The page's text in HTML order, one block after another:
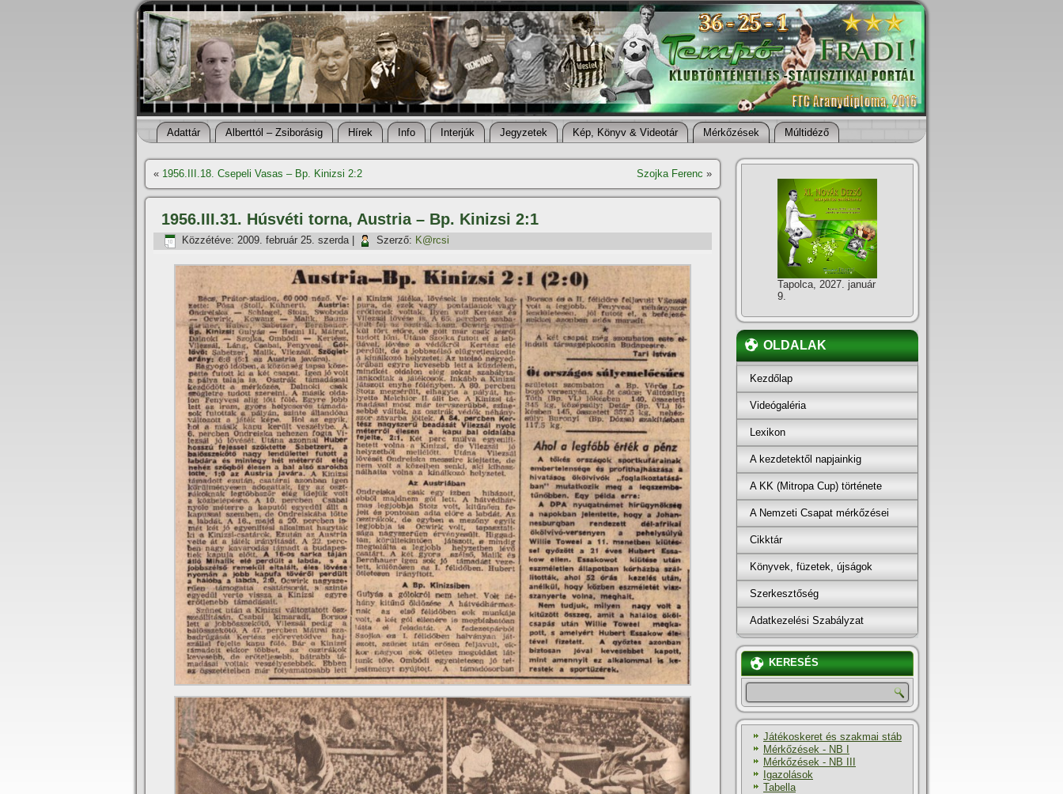
Adattár Alberttól – Zsiborásig Hí­rek Info Interjúk Jegyzetek Kép, Könyv & Videotár Mérkőzések Múltidéző
« 1956.III.18. Csepeli Vasas – Bp. Kinizsi 2:2 Szojka Ferenc »
1956.III.31. Húsvéti torna, Austria – Bp. Kinizsi 2:1
Közzétéve: 2009. február 25. szerda| Szerző: K@rcsi
Tapolca, 2027. január
9.
OLDALAK
Kezdőlap
Videógaléria
Lexikon
A kezdetektől napjainkig
A KK (Mitropa Cup) története
A Nemzeti Csapat mérkőzései
Cikktár
Könyvek, füzetek, újságok
Szerkesztőség
Adatkezelési Szabályzat
KERESÉS
Játékoskeret és szakmai stáb
Mérkőzések - NB I
Mérkőzések - NB III
Igazolások
Tabella